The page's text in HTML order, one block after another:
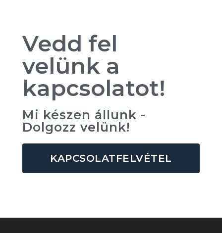
Vedd fel
velünk a
kapcsolatot!
Mi készen állunk -
Dolgozz velünk!
KAPCSOLATFELVÉTEL